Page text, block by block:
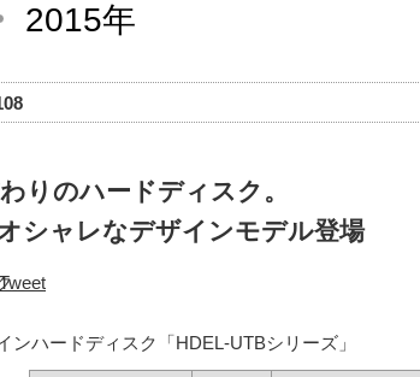
2015年
りのハードディスク。
シャレなデザインモデル登場
Tweet
ハードディスク「HDEL-UTBシリーズ」